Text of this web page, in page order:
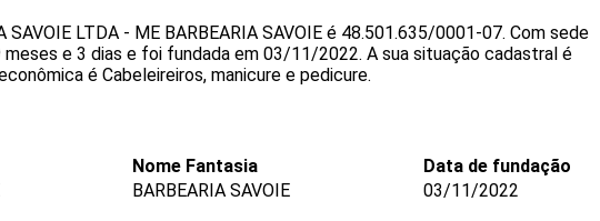
SAVOIE LTDA - ME BARBEARIA SAVOIE é 48.501.635/0001-07. Com sede
meses e 3 dias e foi fundada em 03/11/2022. A sua situação cadastral é
é Cabeleireiros, manicure e pedicure.
Nome Fantasia
BARBEARIA SAVOIE
Data de fundação
03/11/2022